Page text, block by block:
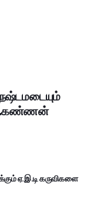
ஏ.இ.டி கருவிகளை